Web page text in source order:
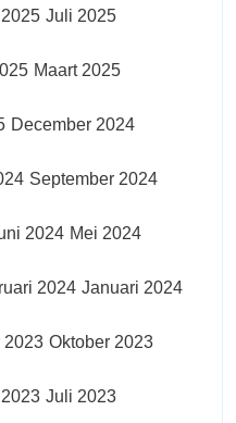
Juli 2025
Maart 2025
December 2024
September 2024
2024 Mei 2024
2024 Januari 2024
2023 Oktober 2023
Juli 2023